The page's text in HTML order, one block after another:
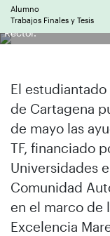
Alumno
Trabajos Finales y Tesis
Lucio Hernández,
progrma Encuentro
Rector.
El
de Cartagena
de mayo las
TF, financiado
Universidades
Comunidad
en el marco de
Excelencia